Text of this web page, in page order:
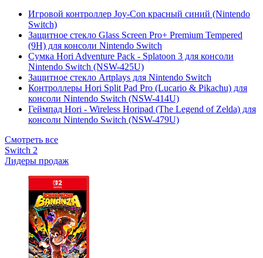
Игровой контроллер Joy-Con красный синий (Nintendo
Switch)
Защитное стекло Glass Screen Pro+ Premium Tempered
(9H) для консоли Nintendo Switch
Сумка Hori Adventure Pack - Splatoon 3 для консоли
Nintendo Switch (NSW-425U)
Защитное стекло Artplays для Nintendo Switch
Контроллеры Hori Split Pad Pro (Lucario & Pikachu) для
консоли Nintendo Switch (NSW-414U)
Геймпад Hori - Wireless Horipad (The Legend of Zelda) для
консоли Nintendo Switch (NSW-479U)
Смотреть все
Switch 2
Лидеры продаж